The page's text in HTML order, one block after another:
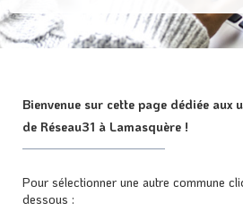
Bienvenue sur cette page dédiée aux
de Réseau31 à Lamasquère !
Pour sélectionner une autre commune
dessous :